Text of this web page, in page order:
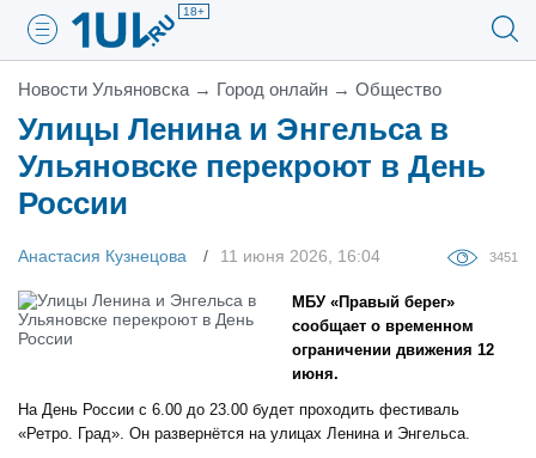
18+
Новости Ульяновска → Город онлайн → Общество
Улицы Ленина и Энгельса в
Ульяновске перекроют в День
России
Анастасия Кузнецова 11 июня 2026, 16:04 3451
МБУ «Правый берег»
сообщает о временном
ограничении движения 12
июня.
На День России с 6.00 до 23.00 будет проходить фестиваль
«Ретро. Град». Он развернётся на улицах Ленина и Энгельса.